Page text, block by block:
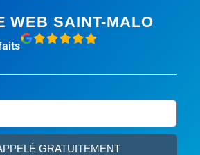
WEB SAINT-MALO
GRATUITEMENT